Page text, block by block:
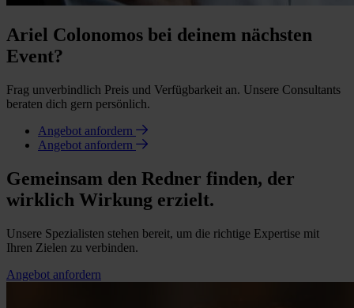
Ariel Colonomos bei deinem nächsten
Event?
Frag unverbindlich Preis und Verfügbarkeit an. Unsere Consultants
beraten dich gern persönlich.
Angebot anfordern
Angebot anfordern
Gemeinsam den Redner finden, der
wirklich Wirkung erzielt.
Unsere Spezialisten stehen bereit, um die richtige Expertise mit
Ihren Zielen zu verbinden.
Angebot anfordern